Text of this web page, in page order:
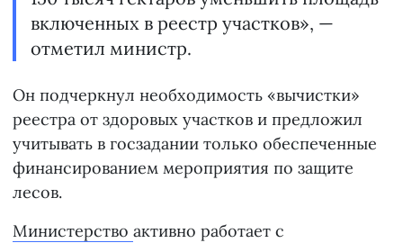
включенных в реестр участков», —
отметил министр.
Он подчеркнул необходимость «вычистки»
реестра от здоровых участков и предложил
учитывать в госзадании только обеспеченные
финансированием мероприятия по защите
лесов.
Министерство активно работает с